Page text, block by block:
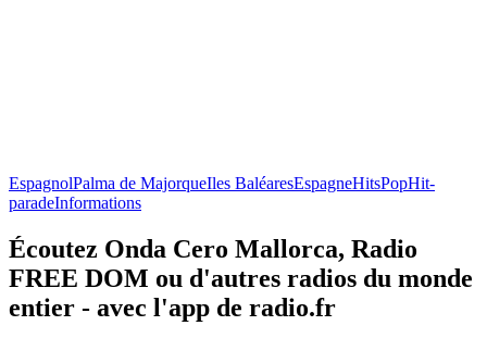
EspagnolPalma de MajorqueIles BaléaresEspagneHitsPopHit-
paradeInformations
Écoutez Onda Cero Mallorca, Radio
FREE DOM ou d'autres radios du monde
entier - avec l'app de radio.fr